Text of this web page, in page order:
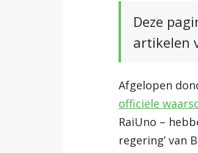
Deze
artikelen
Afgelopen
officiële
RaiUno –
regering’ van